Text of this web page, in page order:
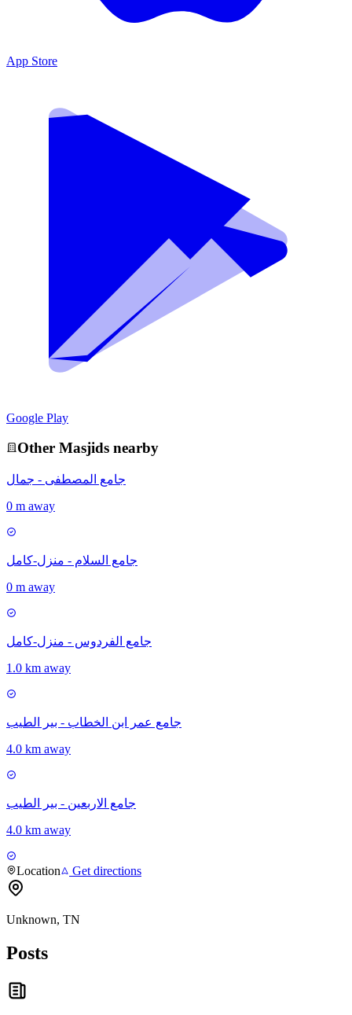
App Store
Google Play
Other Masjids nearby
جامع المصطفى - جمال
0 m away
جامع السلام - منزل-كامل
0 m away
جامع الفردوس - منزل-كامل
1.0 km away
جامع عمر ابن الخطاب - بير الطيب
4.0 km away
جامع الاربعين - بير الطيب
4.0 km away
Location Get directions
Unknown, TN
Posts